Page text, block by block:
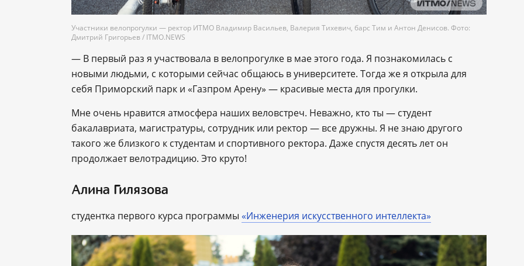
Участники велопрогулки — ректор ИТМО Владимир Васильев, Валерия Тихевич, барс Тим и Антон Денисов. Фото:
Дмитрий Григорьев / ITMO.NEWS
— В первый раз я участвовала в велопрогулке в мае этого года. Я познакомилась с
новыми людьми, с которыми сейчас общаюсь в университете. Тогда же я открыла для
себя Приморский парк и «Газпром Арену» — красивые места для прогулки.
Мне очень нравится атмосфера наших веловстреч. Неважно, кто ты — студент
бакалавриата, магистратуры, сотрудник или ректор — все дружны. Я не знаю другого
такого же близкого к студентам и спортивного ректора. Даже спустя десять лет он
продолжает велотрадицию. Это круто!
Алина Гилязова
студентка первого курса программы «Инженерия искусственного интеллекта»